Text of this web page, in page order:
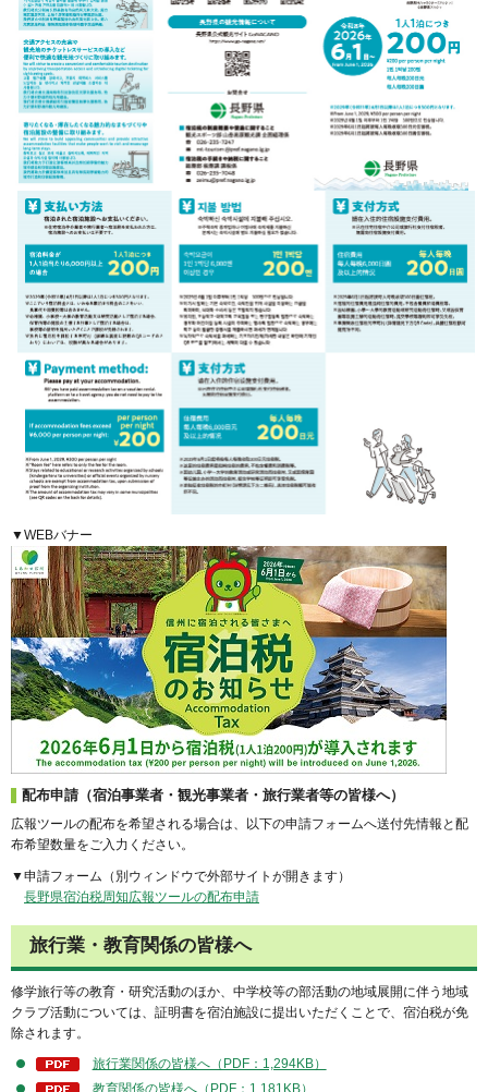
▼WEBバナー
配布申請（宿泊事業者・観光事業者・旅行業者等の皆様へ）
広報ツールの配布を希望される場合は、以下の申請フォームへ送付先情報と配
布希望数量をご入力ください。
▼申請フォーム（別ウィンドウで外部サイトが開きます）
長野県宿泊税周知広報ツールの配布申請
旅行業・教育関係の皆様へ
修学旅行等の教育・研究活動のほか、中学校等の部活動の地域展開に伴う地域
クラブ活動については、証明書を宿泊施設に提出いただくことで、宿泊税が免
除されます。
旅行業関係の皆様へ（PDF：1,294KB）